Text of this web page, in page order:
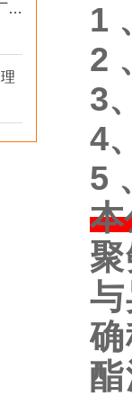
常州直埋保温管 管道防腐保温工程 厂家地址电话
1
2
3
4
5
本